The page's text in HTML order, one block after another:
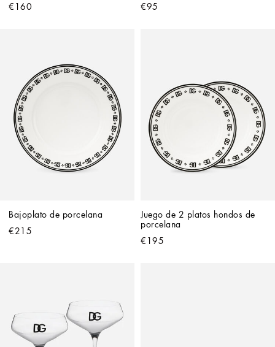
€160
€95
Bajoplato de porcelana
€215
Juego de 2 platos hondos de
porcelana
€195